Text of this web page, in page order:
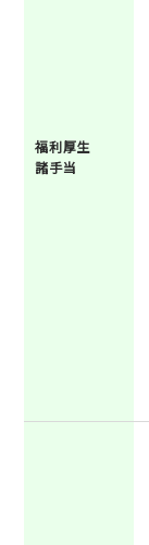
福利厚生
諸手当